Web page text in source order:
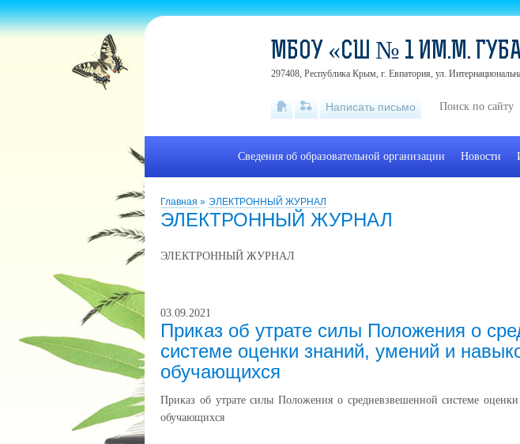
Главная » ЭЛЕКТРОННЫЙ ЖУРНАЛ
ЭЛЕКТРОННЫЙ ЖУРНАЛ
ЭЛЕКТРОННЫЙ ЖУРНАЛ
03.09.2021
Приказ об утрате силы Положения о
системе оценки знаний, умений и
обучающихся
Приказ об утрате силы Положения о средневзвешенной системе
обучающихся
МБОУ «СШ № 1 ИМ.М.
297408, Республика Крым, г. Евпатория, ул.
Написать письмо
Сведения об образовательной организации Новости